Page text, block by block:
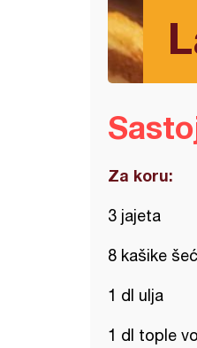
Za koru:
3 jajeta
8 kašike
1 dl ulja
1 dl tople